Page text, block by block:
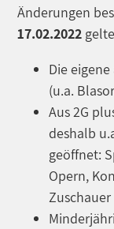
Änderungen
17.02.2022
Die
(u.a.
Aus 2G
deshalb
geöffnet:
Opern,
Zuschauer